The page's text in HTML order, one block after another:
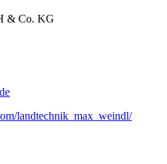
& Co. KG
landtechnik_max_weindl/